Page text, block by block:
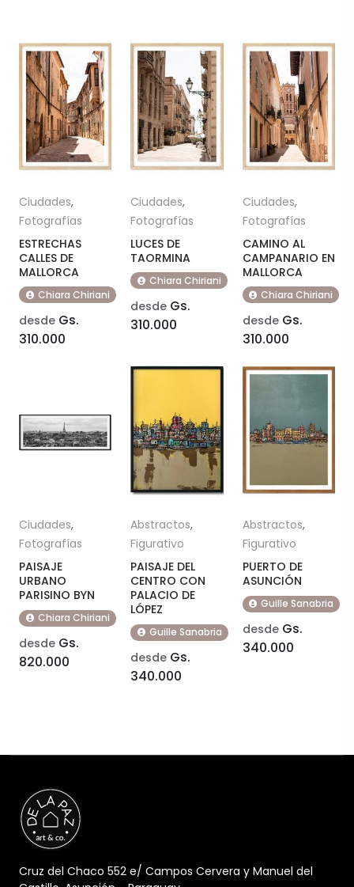
Ciudades,
Fotografías
ESTRECHAS
CALLES DE
MALLORCA
Chiara Chiriani
desde Gs.
310.000
Ciudades,
Fotografías
LUCES DE
TAORMINA
Chiara Chiriani
desde Gs.
310.000
Ciudades,
Fotografías
CAMINO AL
CAMPANARIO EN
MALLORCA
Chiara Chiriani
desdeGs.
310.000
Ciudades,
Fotografías
PAISAJE
URBANO
PARISINO BYN
Chiara Chiriani
desde Gs.
820.000
Abstractos,
Figurativo
PAISAJE DEL
CENTRO CON
PALACIO DE
LÓPEZ
Guille Sanabria
desde Gs.
340.000
Abstractos,
Figurativo
PUERTO DE
ASUNCIÓN
Guille Sanabria
desdeGs.
340.000
Cruz del Chaco 552 e/ Campos Cervera y Manuel del